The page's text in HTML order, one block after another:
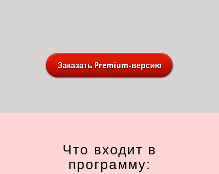
Заказать Premium-версию
Что входит в
программу: